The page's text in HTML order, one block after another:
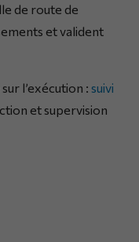
de route de
et valident
l’exécution : suivi
et supervision